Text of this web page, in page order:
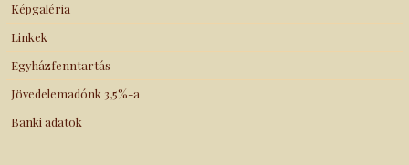
Képgaléria
Linkek
Egyházfenntartás
Jövedelemadónk 3,5%-a
Banki adatok